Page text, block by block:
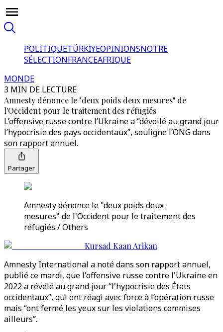
POLITIQUETÜRKİYEOPINIONSNOTRE
SÉLECTIONFRANCEAFRIQUE
MONDE
3 MIN DE LECTURE
Amnesty dénonce le "deux poids deux mesures" de
l'Occident pour le traitement des réfugiés
L’offensive russe contre l’Ukraine a “dévoilé au grand jour
l’hypocrisie des pays occidentaux”, souligne l’ONG dans
son rapport annuel.
Partager
Amnesty dénonce le "deux poids deux
mesures" de l'Occident pour le traitement des
réfugiés / Others
Kursad Kaan Arikan
Amnesty International a noté dans son rapport annuel,
publié ce mardi, que l'offensive russe contre l'Ukraine en
2022 a révélé au grand jour “l'hypocrisie des États
occidentaux”, qui ont réagi avec force à l’opération russe
mais “ont fermé les yeux sur les violations commises
ailleurs”.